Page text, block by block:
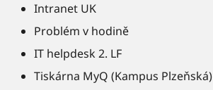
Intranet UK
Problém v hodině
IT helpdesk 2. LF
Tiskárna MyQ (Kampus Plzeňská)